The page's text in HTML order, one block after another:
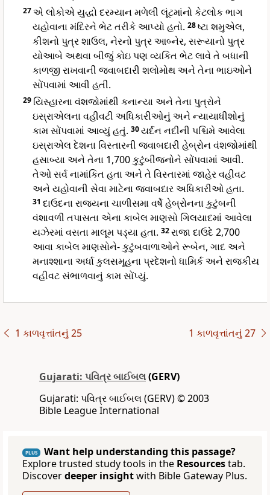
27એ લોકોએ યુદ્ધો દરમ્યાન મળેલી લૂંટમાંનો કેટલોક ભાગ
યહોવાના મંદિરને ભેટ તરીકે આપ્યો હતો. 28ષ્ટા શમુએલ,
કીશનો પુત્ર શાઉલ, નેરનો પુત્ર આબ્નેર, સરૂયાનો પુત્ર
યોઆબે અથવા બીજું કોઇ પણ વ્યકિત ભેટ લાવે તે બધાની
કાળજી રાખવાની જવાબદારી શલોમોથ અને તેના ભાઇઓને
સોંપવામાં આવી હતી.
29 યિસ્હારના વંશજોમાંથી કનાન્યા અને તેના પુત્રોને
ઇસ્રાએલના વહીવટી અધિકારીઓનું અને ન્યાયાધીશોનું
કામ સોંપવામાં આવ્યું હતું. 30યર્દન નદીની પશ્ચિમે આવેલા
ઇસ્રાએલ દેશના વિસ્તારની જવાબદારી હેબ્રોન વંશજોમાંથી
હસાબ્યા અને તેના 1,700 કુટુંબીજનોને સોંપવામાં આવી.
તેઓ સર્વ નામાંકિત હતા અને તે વિસ્તારમાં જાહેર વહીવટ
અને યહોવાની સેવા માટેના જવાબદાર અધિકારીઓ હતા.
31 દાઉદના રાજ્યના ચાળીસમા વર્ષે હેબ્રોનના કુટુંબની
વંશાવળી તપાસતા એના કાબેલ માણસો ગિલયાદમાં આવેલા
યઝેરમાં વસતા માલૂમ પડ્યા હતા. 32રાજા દાઉદે 2,700
આવા કાબેલ માણસોને- કુટુંબવાળાઓને રૂબેન, ગાદ અને
મનાશ્શાના અર્ધા કુલસમૂહના પ્રદેશનો ધામિર્ક અને રાજકીય
વહીવટ સંભાળવાનું કામ સોંપ્યું.
1 કાળવૃત્તાંતનું 25 1 કાળવૃત્તાંતનું 27
Gujarati: પવિત્ર બાઈબલ(GERV)
Gujarati: પવિત્ર બાઈબલ (GERV) © 2003
Bible League International
PLUS
Want help understanding this passage?
Explore trusted study tools in the Resourcestab.
Discoverdeeper insightwith Bible Gateway Plus.